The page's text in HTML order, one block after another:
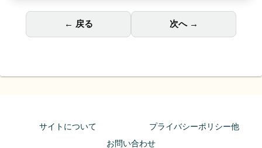
← 戻る 次へ →
サイトについて
プライバシーポリシー他
お問い合わせ